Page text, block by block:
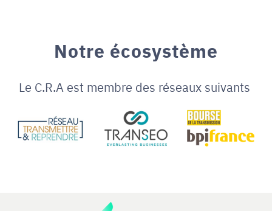
Notre écosystème
Le C.R.A est membre des réseaux suivants